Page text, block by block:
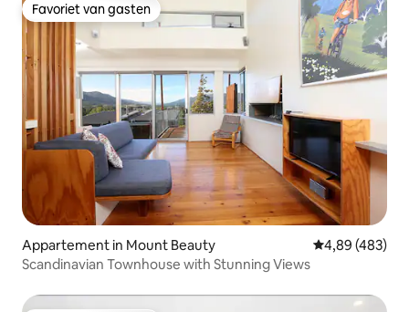
Favoriet van gasten
Favoriet van gasten
Appartement in Mount Beauty Gemiddelde
4,89 (483)
Scandinavian Townhouse with Stunning Views